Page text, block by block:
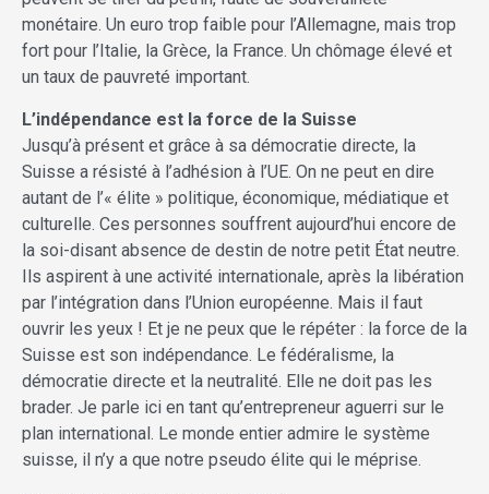
monétaire. Un euro trop faible pour l’Allemagne, mais trop
fort pour l’Italie, la Grèce, la France. Un chômage élevé et
un taux de pauvreté important.
L’indépendance est la force de la Suisse
Jusqu’à présent et grâce à sa démocratie directe, la
Suisse a résisté à l’adhésion à l’UE. On ne peut en dire
autant de l’« élite » politique, économique, médiatique et
culturelle. Ces personnes souffrent aujourd’hui encore de
la soi-disant absence de destin de notre petit État neutre.
Ils aspirent à une activité internationale, après la libération
par l’intégration dans l’Union européenne. Mais il faut
ouvrir les yeux ! Et je ne peux que le répéter : la force de la
Suisse est son indépendance. Le fédéralisme, la
démocratie directe et la neutralité. Elle ne doit pas les
brader. Je parle ici en tant qu’entrepreneur aguerri sur le
plan international. Le monde entier admire le système
suisse, il n’y a que notre pseudo élite qui le méprise.